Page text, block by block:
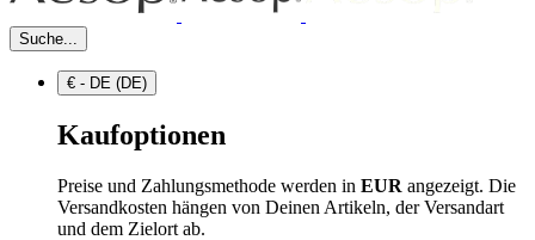
Suche...
€ - DE (DE)
Kaufoptionen
Preise und Zahlungsmethode werden in EUR angezeigt. Die
Versandkosten hängen von Deinen Artikeln, der Versandart
und dem Zielort ab.